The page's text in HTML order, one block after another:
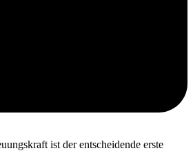
ist der entscheidende erste